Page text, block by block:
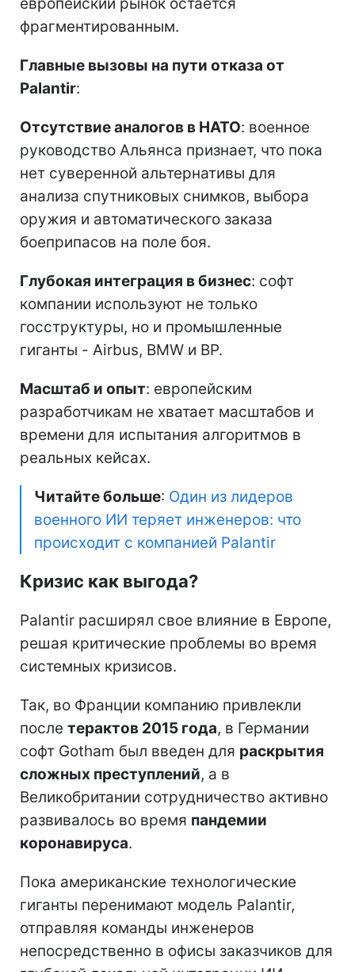
фрагментированным.
Главные вызовы на пути отказа от
Palantir:
Отсутствие аналогов в НАТО: военное
руководство Альянса признает, что пока
нет суверенной альтернативы для
анализа спутниковых снимков, выбора
оружия и автоматического заказа
боеприпасов на поле боя.
Глубокая интеграция в бизнес: софт
компании используют не только
госструктуры, но и промышленные
гиганты - Airbus, BMW и BP.
Масштаб и опыт: европейским
разработчикам не хватает масштабов и
времени для испытания алгоритмов в
реальных кейсах.
Читайте больше: Один из лидеров
военного ИИ теряет инженеров: что
происходит с компанией Palantir
Кризис как выгода?
Palantir расширял свое влияние в Европе,
решая критические проблемы во время
системных кризисов.
Так, во Франции компанию привлекли
после терактов 2015 года, в Германии
софт Gotham был введен для раскрытия
сложных преступлений, а в
Великобритании сотрудничество активно
развивалось во время пандемии
коронавируса.
Пока американские технологические
гиганты перенимают модель Palantir,
отправляя команды инженеров
непосредственно в офисы заказчиков для